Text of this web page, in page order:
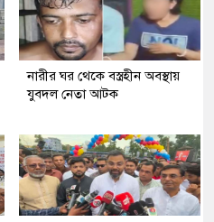
নারীর ঘর থেকে বস্ত্রহীন অবস্থায়
যুবদল নেতা আটক